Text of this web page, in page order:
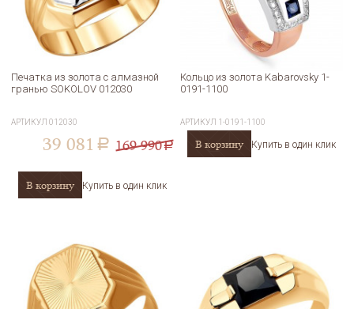
Печатка из золота с алмазной
гранью SOKOLOV 012030
АРТИКУЛ012030
39 081 a 169 990a
В корзину Купить в один клик
Кольцо из золота Kabarovsky 1-
0191-1100
АРТИКУЛ 1-0191-1100
В корзину Купить в один клик